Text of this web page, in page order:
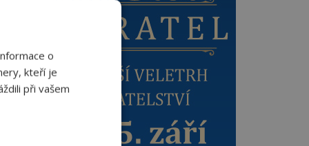
o
kteří je
při vašem